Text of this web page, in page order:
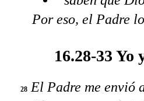
Por eso, el Padre
16.28-33 Yo
28 El Padre me envió